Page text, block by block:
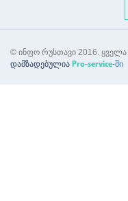
© ინფო რუსთავი 2016.
დამზადებულია Pro-service-ში